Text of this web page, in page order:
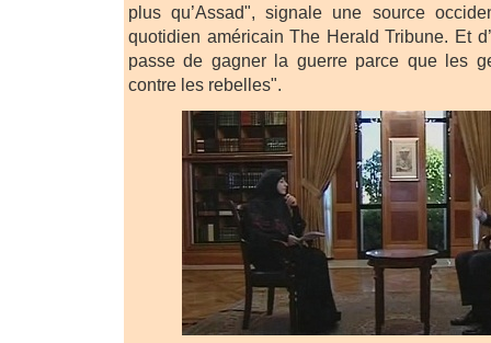
plus qu’Assad", signale une source
quotidien américain The Herald Tribune. Et
passe de gagner la guerre parce que les
contre les rebelles".